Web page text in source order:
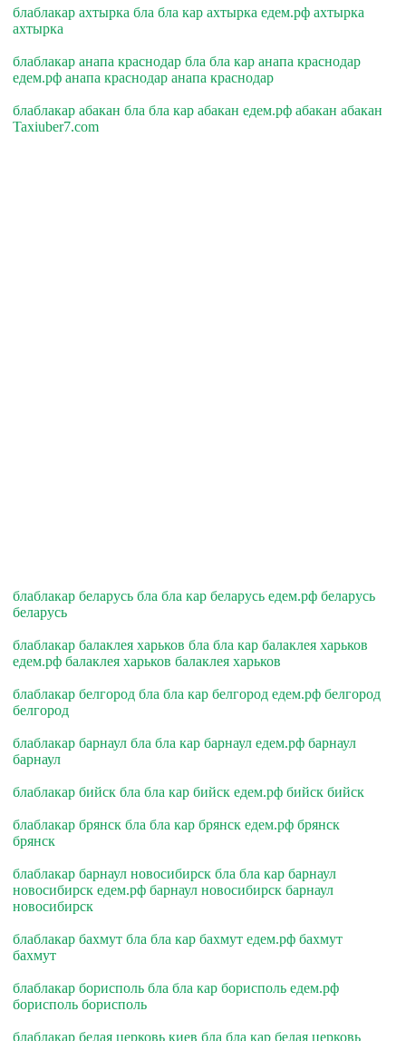
блаблакар ахтырка бла бла кар ахтырка едем.рф ахтырка
ахтырка
блаблакар анапа краснодар бла бла кар анапа краснодар
едем.рф анапа краснодар анапа краснодар
блаблакар абакан бла бла кар абакан едем.рф абакан абакан
Taxiuber7.com
блаблакар беларусь бла бла кар беларусь едем.рф беларусь
беларусь
блаблакар балаклея харьков бла бла кар балаклея харьков
едем.рф балаклея харьков балаклея харьков
блаблакар белгород бла бла кар белгород едем.рф белгород
белгород
блаблакар барнаул бла бла кар барнаул едем.рф барнаул
барнаул
блаблакар бийск бла бла кар бийск едем.рф бийск бийск
блаблакар брянск бла бла кар брянск едем.рф брянск
брянск
блаблакар барнаул новосибирск бла бла кар барнаул
новосибирск едем.рф барнаул новосибирск барнаул
новосибирск
блаблакар бахмут бла бла кар бахмут едем.рф бахмут
бахмут
блаблакар борисполь бла бла кар борисполь едем.рф
борисполь борисполь
блаблакар белая церковь киев бла бла кар белая церковь